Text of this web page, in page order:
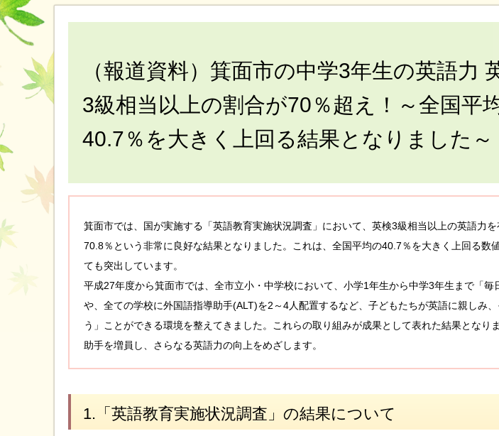
（報道資料）箕面市の中学3年生の英語力
3級相当以上の割合が70％超え！～全国平
40.7％を大きく上回る結果となりました～
箕面市では、国が実施する「英語教育実施状況調査」において、英検3級相当以上の英語力
70.8％という非常に良好な結果となりました。これは、全国平均の40.7％を大きく上回る数
ても突出しています。
平成27年度から箕面市では、全市立小・中学校において、小学1年生から中学3年生まで「毎
や、全ての学校に外国語指導助手(ALT)を2～4人配置するなど、子どもたちが英語に親しみ
う」ことができる環境を整えてきました。これらの取り組みが成果として表れた結果となり
助手を増員し、さらなる英語力の向上をめざします。
1.「英語教育実施状況調査」の結果について